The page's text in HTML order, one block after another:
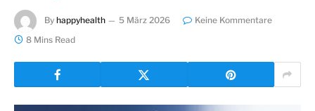
By happyhealth 5 März 2026
Keine Kommentare
8 Mins Read